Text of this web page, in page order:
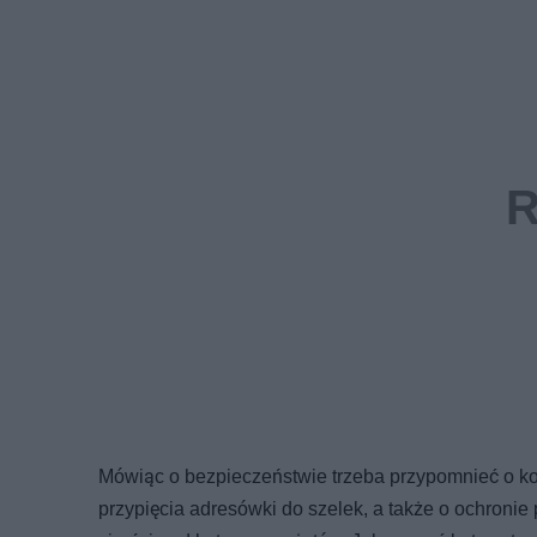
Mówiąc o bezpieczeństwie trzeba przypomnieć o
przypięcia adresówki do szelek, a także o